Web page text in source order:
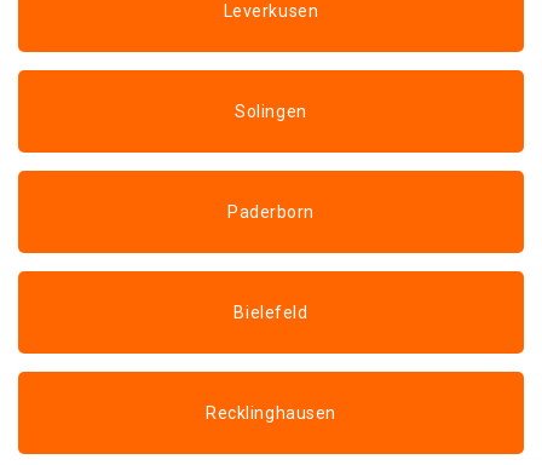
Leverkusen
Solingen
Paderborn
Bielefeld
Recklinghausen